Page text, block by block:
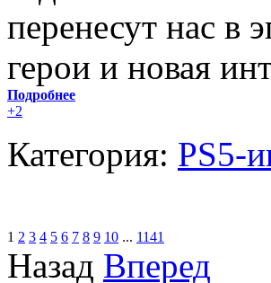
перенесут нас в
герои и новая
Подробнее
+2
Категория: PS5-
1 2 3 4 5 6 7 8 9 10 ... 1141
Назад Вперед